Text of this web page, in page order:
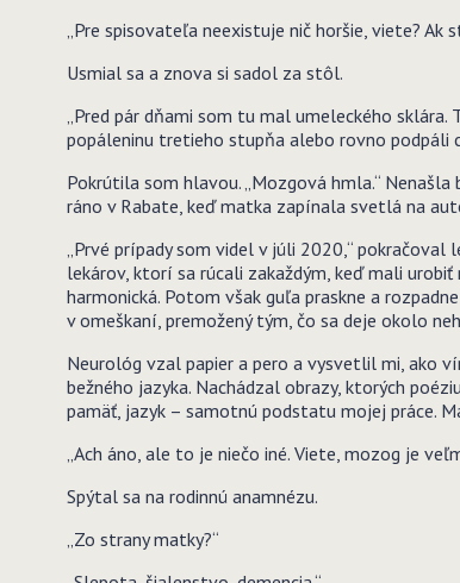
„Pre spisovateľa neexistuje nič horšie, viete? Ak
Usmial sa a znova si sadol za stôl.
„Pred pár dňami som tu mal umeleckého sklára.
popáleninu tretieho stupňa alebo rovno podpáli
Pokrútila som hlavou. „Mozgová hmla.“
ráno v Rabate, keď matka zapínala svetlá na
„Prvé prípady som videl v júli 2020,“ pokračoval
lekárov, ktorí sa rúcali zakaždým, keď mali
harmonická. Potom však guľa praskne a
v omeškaní, premožený tým, čo sa deje okolo
Neurológ vzal papier a pero a vysvetlil mi, ako
bežného jazyka. Nachádzal obrazy, ktorých
pamäť, jazyk – samotnú podstatu mojej práce.
„Ach áno, ale to je niečo iné. Viete, mozog je
Spýtal sa na rodinnú anamnézu.
„Zo strany matky?“